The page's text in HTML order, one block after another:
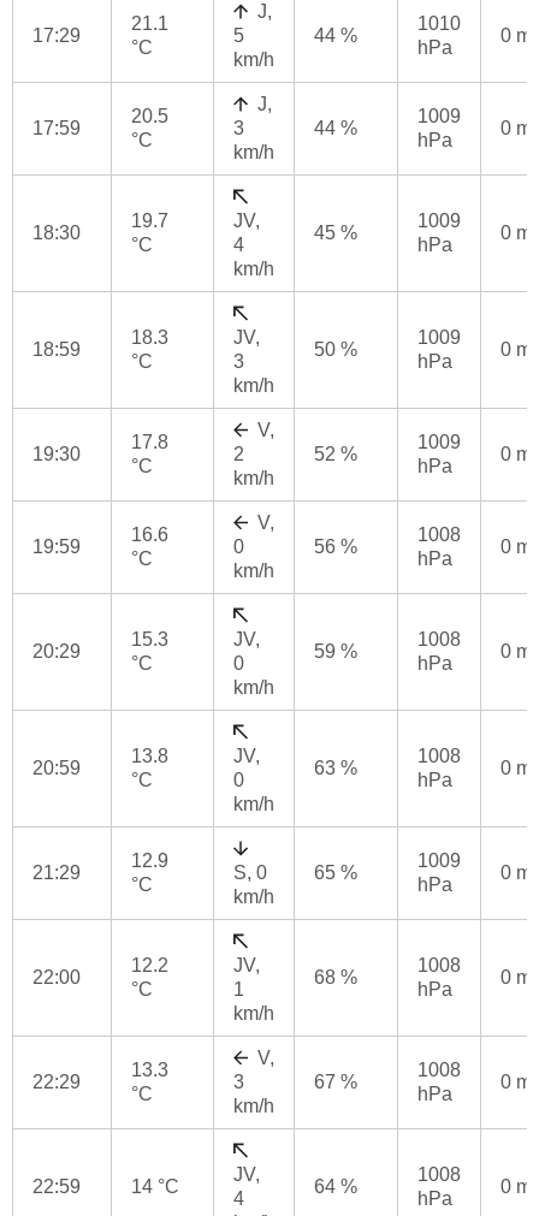
17:29
21.1
°C
J,
5
km/h
44 %
1010
hPa
0
17:59
20.5
°C
J,
3
km/h
44 %
1009
hPa
0
18:30
19.7
°C
JV,
4
km/h
45 %
1009
hPa
0
18:59
18.3
°C
JV,
3
km/h
50 %
1009
hPa
0
19:30
17.8
°C
V,
2
km/h
52 %
1009
hPa
0
19:59
16.6
°C
V,
0
km/h
56 %
1008
hPa
0
20:29
15.3
°C
JV,
0
km/h
59 %
1008
hPa
0
20:59
13.8
°C
JV,
0
km/h
63 %
1008
hPa
0
21:29
12.9
°C
S, 0
km/h
65 %
1009
hPa
0
22:00
12.2
°C
JV,
1
km/h
68 %
1008
hPa
0
22:29
13.3
°C
V,
3
km/h
67 %
1008
hPa
0
22:59 14 °C
JV,
4
64 %
1008
hPa
0